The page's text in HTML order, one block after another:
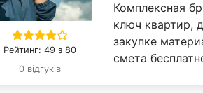
Рейтинг: 49 з 80
0 відгуків
Комплексная
ключ квартир,
закупке
смета